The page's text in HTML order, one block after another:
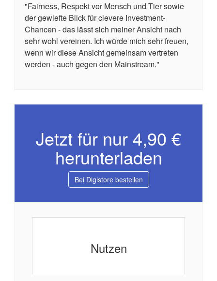
"Fairness, Respekt vor Mensch und Tier sowie
der gewiefte Blick für clevere Investment-
Chancen - das lässt sich meiner Ansicht nach
sehr wohl vereinen. Ich würde mich sehr freuen,
wenn wir diese Ansicht gemeinsam vertreten
werden - auch gegen den Mainstream."
Jetzt für nur 4,90 €
herunterladen
Bei Digistore bestellen
Nutzen